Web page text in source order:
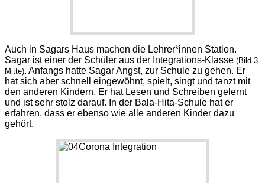
Auch in Sagars Haus machen die Lehrer*innen Station.
Sagar ist einer der Schüler aus der Integrations-Klasse (Bild 3
Mitte). Anfangs hatte Sagar Angst, zur Schule zu gehen. Er
hat sich aber schnell eingewöhnt, spielt, singt und tanzt mit
den anderen Kindern. Er hat Lesen und Schreiben gelernt
und ist sehr stolz darauf. In der Bala-Hita-Schule hat er
erfahren, dass er ebenso wie alle anderen Kinder dazu
gehört.